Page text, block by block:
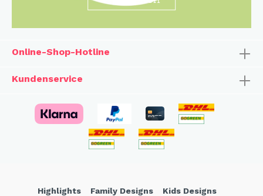
Online-Shop-Hotline
Kundenservice
Highlights Family Designs
Kids Designs